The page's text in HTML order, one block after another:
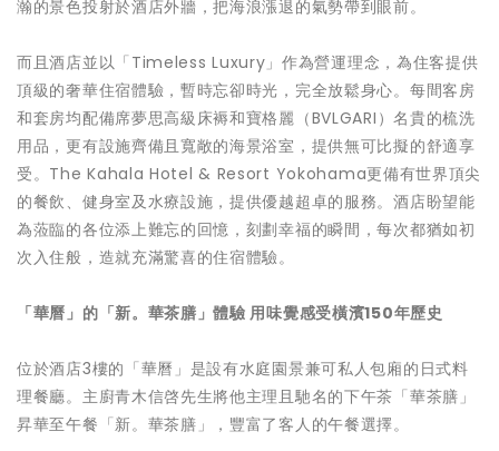
瀚的景色投射於酒店外牆，把海浪漲退的氣勢帶到眼前。
而且酒店並以「Timeless Luxury」作為營運理念，為住客提供
頂級的奢華住宿體驗，暫時忘卻時光，完全放鬆身心。每間客房
和套房均配備席夢思高級床褥和寶格麗（BVLGARI）名貴的梳洗
用品，更有設施齊備且寬敞的海景浴室，提供無可比擬的舒適享
受。The Kahala Hotel & Resort Yokohama更備有世界頂尖
的餐飲、健身室及水療設施，提供優越超卓的服務。酒店盼望能
為蒞臨的各位添上難忘的回憶，刻劃幸福的瞬間，每次都猶如初
次入住般，造就充滿驚喜的住宿體驗。
「華曆」的「新。華茶膳」體驗 用味覺感受橫濱150年歷史
位於酒店3樓的「華曆」是設有水庭園景兼可私人包廂的日式料
理餐廳。主廚青木信啓先生將他主理且馳名的下午茶「華茶膳」
昇華至午餐「新。華茶膳」，豐富了客人的午餐選擇。